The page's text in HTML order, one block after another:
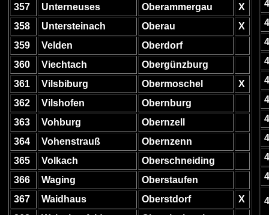
357
Unterneuses Oberammergau
X
358
Untersteinach Oberau
X
359
Velden
Oberdorf
360
Viechtach
Obergünzburg
361
Vilsbiburg Obermoschel
X
362
Vilshofen
Obernburg
363
Vohburg
Obernzell
364
Vohenstrauß
Obernzenn
365
Volkach
Oberschneiding
366
Waging
Oberstaufen
367
Waidhaus Oberstdorf
X